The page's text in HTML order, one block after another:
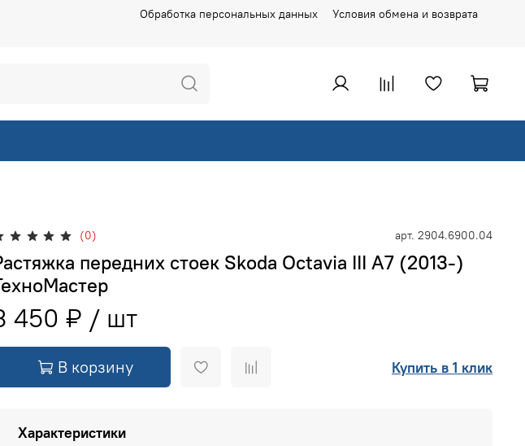
Обработка персональных данных Условия обмена и возврата
(0) арт. 2904.6900.04
передних стоек Skoda Octavia III A7 (2013-)
450 ₽
В корзину Купить в 1 клик
Характеристики